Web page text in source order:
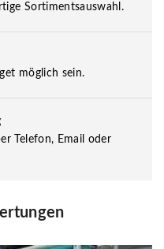
Sortimentsauswahl.
möglich sein.
Telefon, Email oder